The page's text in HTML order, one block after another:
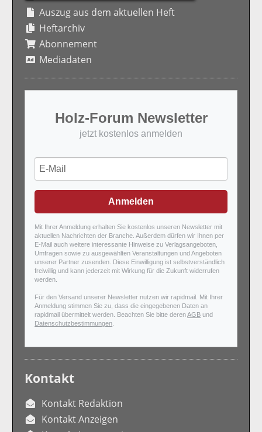
Auszug aus dem aktuellen Heft
Heftarchiv
Abonnement
Mediadaten
Holz-Forum Newsletter
jetzt kostenlos anmelden
Anmelden
Mit Ihrer Anmeldung erhalten Sie kostenlos unseren Newsletter mit
aktuellen Nachrichten der Branche. Außerdem dürfen wir Ihnen per
E-Mail auch weitere interessante Hinweise zu Verlagsangeboten,
Umfragen sowie zu ausgewählten Veranstaltungen und Angeboten
unserer Partner zusenden. Diese Einwilligung ist selbstverständlich
freiwillig und kann jederzeit mit Wirkung für die Zukunft widerrufen
werden.
Für den Versand unserer Newsletter nutzen wir rapidmail. Mit Ihrer
Anmeldung stimmen Sie zu, dass die eingegebenen Daten an
rapidmail übermittelt werden. Beachten Sie bitte derenAGB und
Datenschutzbestimmungen
Kontakt
Kontakt Redaktion
Kontakt Anzeigen